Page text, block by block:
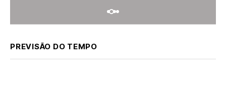
PREVISÃO DO TEMPO